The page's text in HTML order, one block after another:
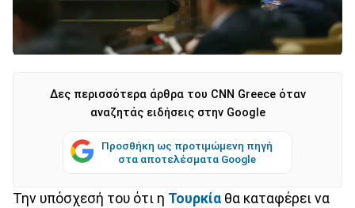
Δες περισσότερα άρθρα του CNN Greece όταν
αναζητάς ειδήσεις στην Google
Προσθήκη ως προτιμώμενη πηγή
στα αποτελέσματα Google
Την υπόσχεσή του ότι η Τουρκία θα καταφέρει να